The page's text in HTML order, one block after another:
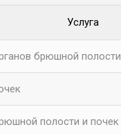
Услуга
брюшной полости
полости и почек